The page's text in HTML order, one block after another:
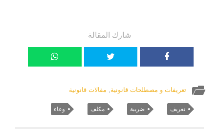
شارك المقالة
تعريفات و مصطلحات قانونية, مقالات قانونية
تعريف ضريبة مكلف وعاء